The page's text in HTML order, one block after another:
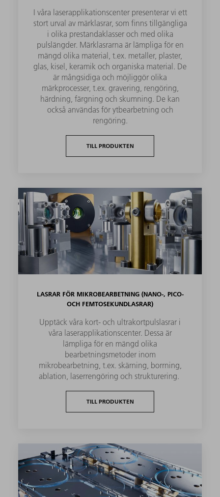
I våra laserapplikationscenter presenterar vi ett
stort urval av märklasrar, som finns tillgängliga
i olika prestandaklasser och med olika
pulslängder. Märklasrarna är lämpliga för en
mängd olika material, t.ex. metaller, plaster,
glas, kisel, keramik och organiska material. De
är mångsidiga och möjliggör olika
märkprocesser, t.ex. gravering, rengöring,
härdning, färgning och skumning. De kan
också användas för ytbearbetning och
rengöring.
TILL PRODUKTEN
LASRAR FÖR MIKROBEARBETNING (NANO-, PICO-
OCH FEMTOSEKUNDLASRAR)
Upptäck våra kort- och ultrakortpulslasrar i
våra laserapplikationscenter. Dessa är
lämpliga för en mängd olika
bearbetningsmetoder inom
mikrobearbetning, t.ex. skärning, borrning,
ablation, laserrengöring och strukturering.
TILL PRODUKTEN